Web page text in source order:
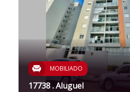
MOBILIADO
17738 . Aluguel